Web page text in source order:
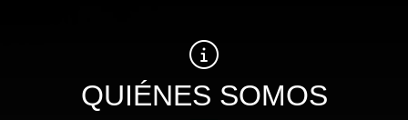
QUIÉNES SOMOS